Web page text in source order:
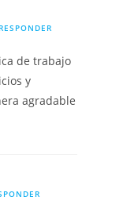
RESPONDER
de trabajo
y
agradable